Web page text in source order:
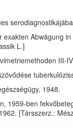
exakten Abwägung
L.]
III-
1948.
1959-ben
[Társszerz.: